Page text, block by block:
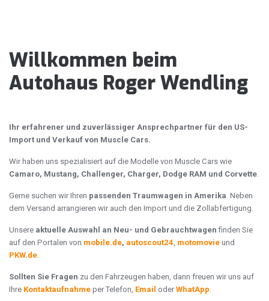
Willkommen beim
Autohaus Roger Wendling
Ihr erfahrener und zuverlässiger Ansprechpartner für den US-
Import und Verkauf von Muscle Cars.
Wir haben uns spezialisiert auf die Modelle von Muscle Cars wie
Camaro, Mustang, Challenger, Charger, Dodge RAM und Corvette.
Gerne suchen wir Ihren passenden Traumwagen in Amerika. Neben
dem Versand arrangieren wir auch den Import und die Zollabfertigung.
Unsere aktuelle Auswahl an Neu- und Gebrauchtwagen finden Sie
auf den Portalen von mobile.de, autoscout24, motomovie und
PKW.de.
Sollten Sie Fragen zu den Fahrzeugen haben, dann freuen wir uns auf
Ihre Kontaktaufnahme per Telefon, Email oderWhatApp.